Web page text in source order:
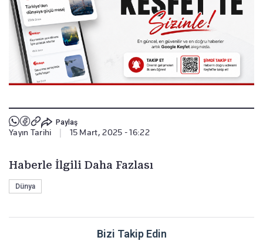
Paylaş
Yayın Tarihi 15 Mart, 2025 - 16:22
Haberle İlgili Daha Fazlası
Dünya
Bizi Takip Edin